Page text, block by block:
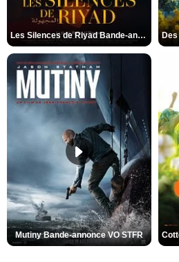
Les Silences de Riyad Bande-annonce VO STFR
Mutiny Bande-annonce VO STFR